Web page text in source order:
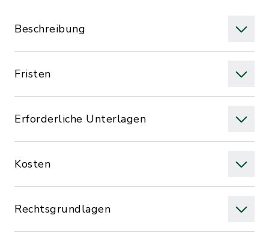
Beschreibung
Fristen
Erforderliche Unterlagen
Kosten
Rechtsgrundlagen